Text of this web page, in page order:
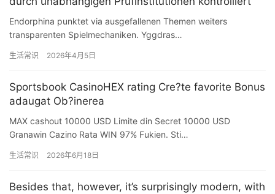
Endorphina punktet via ausgefallenen Themen weiters
transparenten Spielmechaniken. Yggdras…
生活常识 2026年4月5日
Sportsbook CasinoHEX rating Cre?te favorite Bonus
adaugat Ob?inerea
MAX cashout 10000 USD Limite din Secret 10000 USD
Granawin Cazino Rata WIN 97% Fukien. Sti…
生活常识 2026年6月18日
Besides that, however, it’s surprisingly modern, with